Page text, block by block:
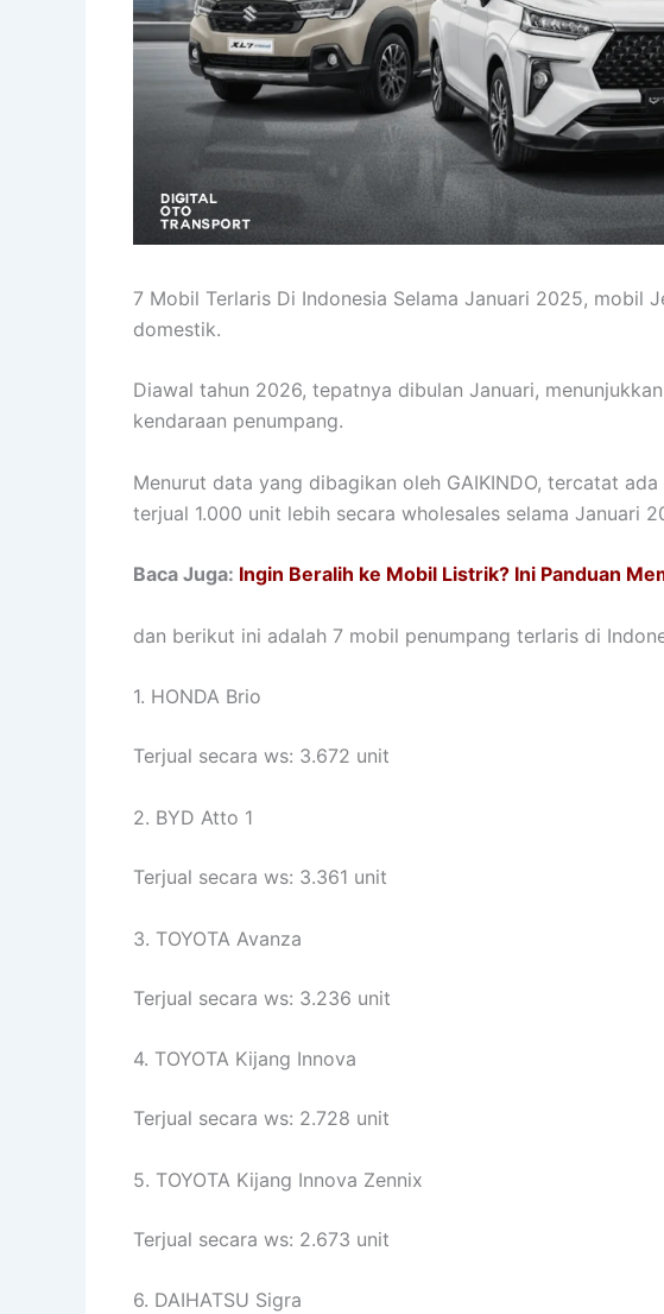
7 Mobil Terlaris Di Indonesia Selama Januari 2025, mobil
domestik.
Diawal tahun 2026, tepatnya dibulan Januari,
kendaraan penumpang.
Menurut data yang dibagikan oleh GAIKINDO, tercatat
terjual 1.000 unit lebih secara wholesales selama Januari
Baca Juga: Ingin Beralih ke Mobil Listrik? Ini Panduan
dan berikut ini adalah 7 mobil penumpang terlaris di
1. HONDA Brio
Terjual secara ws: 3.672 unit
2. BYD Atto 1
Terjual secara ws: 3.361 unit
3. TOYOTA Avanza
Terjual secara ws: 3.236 unit
4. TOYOTA Kijang Innova
Terjual secara ws: 2.728 unit
5. TOYOTA Kijang Innova Zennix
Terjual secara ws: 2.673 unit
6. DAIHATSU Sigra